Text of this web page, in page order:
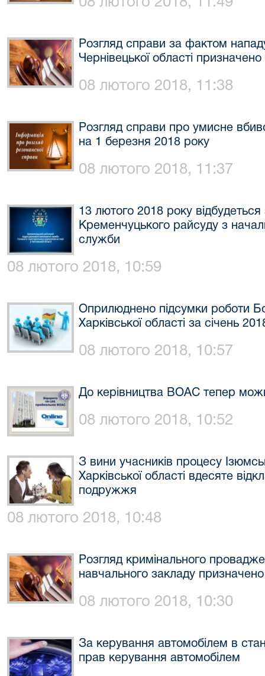
Розгляд справи за фактом
Чернівецької області
08 лютого 2018, 11:38
Розгляд справи про умисне
на 1 березня 2018 року
08 лютого 2018, 11:37
13 лютого 2018 року відбудеться
Кременчуцького райсуду з
служби
08 лютого 2018, 10:59
Оприлюднено підсумки роботи
Харківської області за січень
08 лютого 2018, 10:57
До керівництва ВОАС тепер
08 лютого 2018, 10:52
З вини учасників процесу
Харківської області вдесяте
подружжя
08 лютого 2018, 10:48
Розгляд кримінального
навчального закладу
08 лютого 2018, 10:30
За керування автомобілем в
прав керування автомобілем